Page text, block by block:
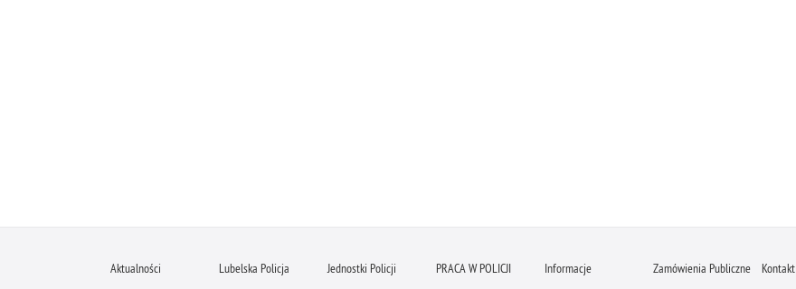
Aktualności Lubelska Policja Jednostki Policji PRACA W POLICJI Informacje Zamówienia Publiczne Kontakt